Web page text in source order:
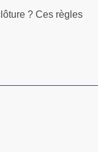
? Ces règles